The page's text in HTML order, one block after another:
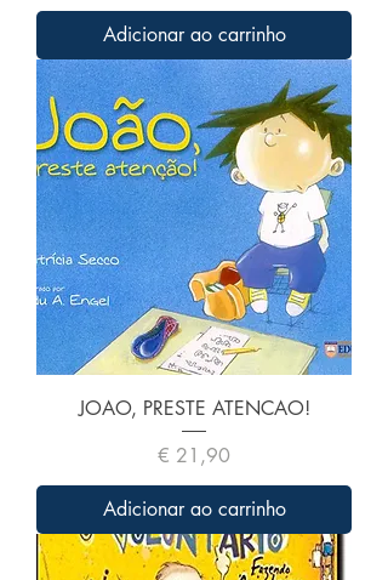
Adicionar ao carrinho
JOAO, PRESTE ATENCAO!
Preço
€ 21,90
Adicionar ao carrinho